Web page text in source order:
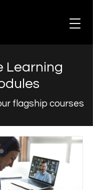
Learning
flagship courses